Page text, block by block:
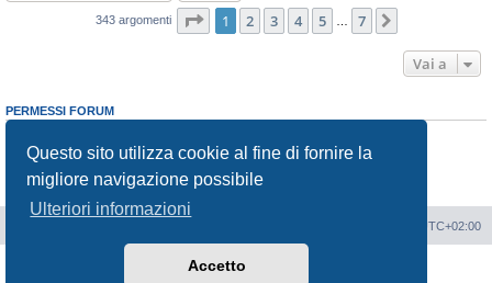
Questo sito utilizza cookie al fine di fornire la
migliore navigazione possibile
Ulteriori informazioni
Accetto
343 argomenti Pagina di
1 2 3 4 5 7
Vai a
PERMESSI FORUM
Non puoi rispondere negli argomenti
Non puoimodificare i tuoi messaggi
Non puoi cancellare i tuoi messaggi
Non puoi
inviare allegati
UTC+02:00
phpBB® Forum Software © phpBB Limited